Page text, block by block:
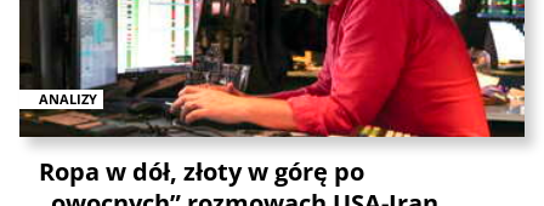
ANALIZY
Ropa w dół, złoty w górę po